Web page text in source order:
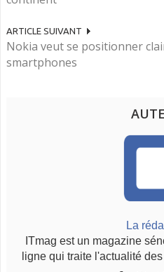
ARTICLE SUIVANT
Nokia veut se positionner
smartphones
La
ITmag est un magazine
ligne qui traite l'actualité